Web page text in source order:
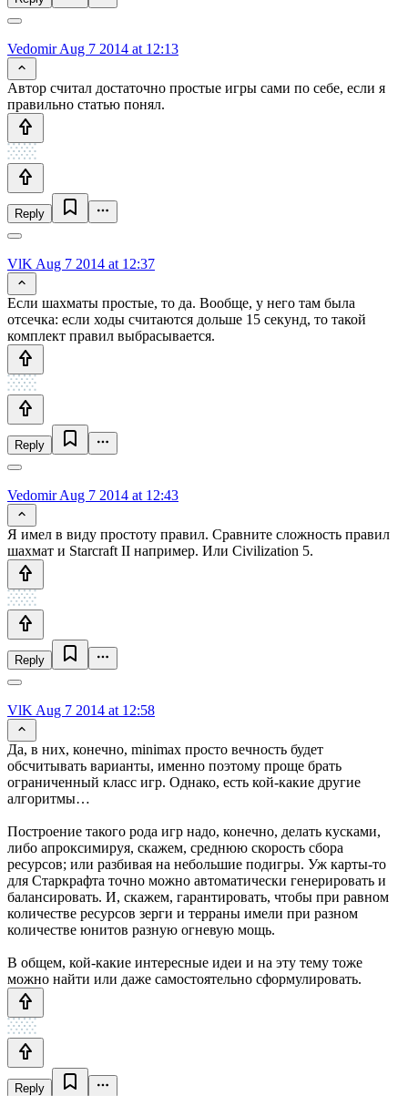
VedomirAug 7 2014 at 12:13
Автор считал достаточно простые игры сами по себе, если я
правильно статью понял.
Reply
VlK Aug 7 2014 at 12:37
Если шахматы простые, то да. Вообще, у него там была
отсечка: если ходы считаются дольше 15 секунд, то такой
комплект правил выбрасывается.
Reply
VedomirAug 7 2014 at 12:43
Я имел в виду простоту правил. Сравните сложность правил
шахмат и Starcraft II например. Или Civilization 5.
Reply
VlK Aug 7 2014 at 12:58
Да, в них, конечно, minimax просто вечность будет
обсчитывать варианты, именно поэтому проще брать
ограниченный класс игр. Однако, есть кой-какие другие
алгоритмы…
Построение такого рода игр надо, конечно, делать кусками,
либо апроксимируя, скажем, среднюю скорость сбора
ресурсов; или разбивая на небольшие подигры. Уж карты-то
для Старкрафта точно можно автоматически генерировать и
балансировать. И, скажем, гарантировать, чтобы при равном
количестве ресурсов зерги и терраны имели при разном
количестве юнитов разную огневую мощь.
В общем, кой-какие интересные идеи и на эту тему тоже
можно найти или даже самостоятельно сформулировать.
Reply